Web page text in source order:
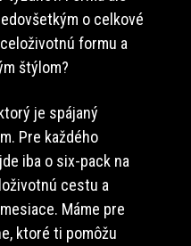
o celkové
formu a
štýlom?
je spájaný
Pre každého
iba o six-pack na
cestu a
Máme pre
ktoré ti pomôžu